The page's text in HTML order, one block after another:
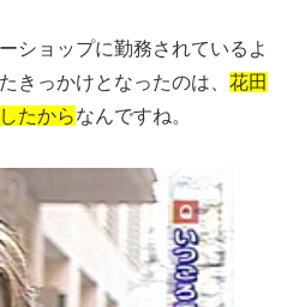
ショップに勤務されているよ
きっかけとなったのは、 花田
たからなんですね。